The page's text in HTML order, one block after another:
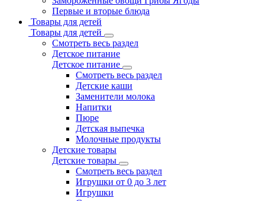
Первые и вторые блюда
Товары для детей
Товары для детей
Смотреть весь раздел
Детское питание
Детское питание
Смотреть весь раздел
Детские каши
Заменители молока
Напитки
Пюре
Детская выпечка
Молочные продукты
Детские товары
Детские товары
Смотреть весь раздел
Игрушки от 0 до 3 лет
Игрушки